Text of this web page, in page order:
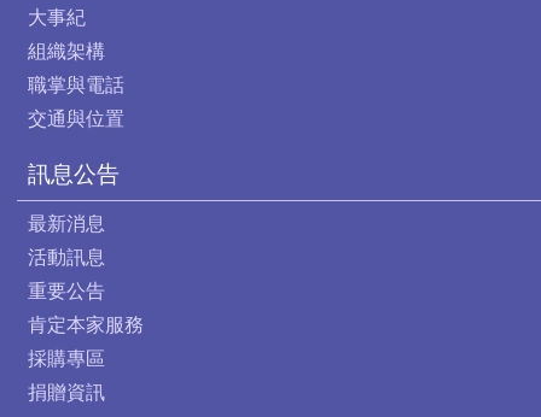
大事紀
組織架構
職掌與電話
交通與位置
訊息公告
最新消息
活動訊息
重要公告
肯定本家服務
採購專區
捐贈資訊